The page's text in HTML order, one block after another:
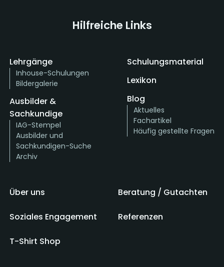
Hilfreiche Links
Lehrgänge
Inhouse-Schulungen
Bildergalerie
Ausbilder &
Sachkundige
IAG-Stempel
Ausbilder und
Sachkundigen-Suche
Archiv
Schulungsmaterial
Lexikon
Blog
Aktuelles
Fachartikel
Häufig gestellte Fragen
Über uns Beratung / Gutachten
Soziales Engagement Referenzen
T-Shirt Shop